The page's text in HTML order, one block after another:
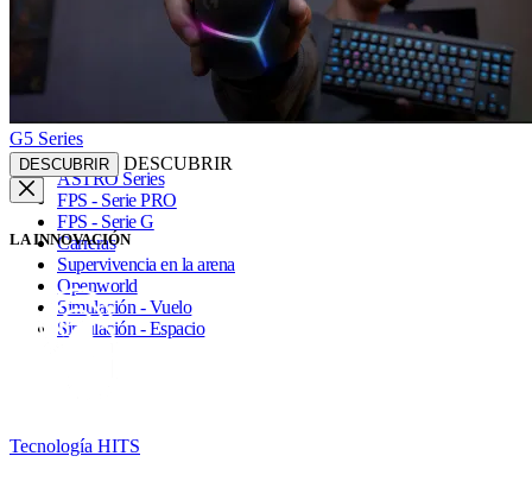
G5 Series
ASTRO Series
FPS - Serie PRO
FPS - Serie G
Carreras
Supervivencia en la arena
Openworld
Simulación - Vuelo
Simulación - Espacio
DESCUBRIR DESCUBRIR
LA INNOVACIÓN
Tecnología HITS